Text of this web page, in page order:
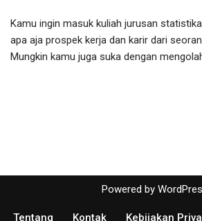
Kamu ingin masuk kuliah jurusan
apa aja prospek kerja dan karir dari
Mungkin kamu juga suka dengan
Powered by
Tentang Kontak Kebijakan